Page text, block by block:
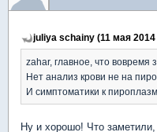
juliya schainy (11 мая
zahar, главное, что вовремя
Нет анализ крови не на
И симптоматики к
Ну и хорошо! Что